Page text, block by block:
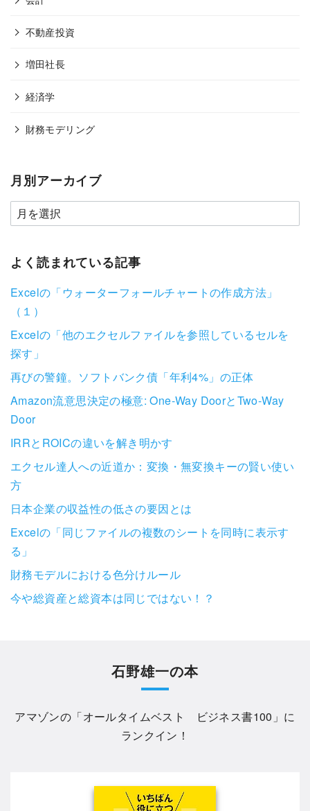
不動産投資
増田社長
経済学
財務モデリング
月別アーカイブ
よく読まれている記事
Excelの「ウォーターフォールチャートの作成方法」
（１）
Excelの「他のエクセルファイルを参照しているセルを
探す」
再びの警鐘。ソフトバンク債「年利4%」の正体
Amazon流意思決定の極意: One-Way DoorとTwo-Way
Door
IRRとROICの違いを解き明かす
エクセル達人への近道か：変換・無変換キーの賢い使い
方
日本企業の収益性の低さの要因とは
Excelの「同じファイルの複数のシートを同時に表示す
る」
財務モデルにおける色分けルール
今や総資産と総資本は同じではない！？
石野雄一の本
アマゾンの「オールタイムベスト ビジネス書100 」に
ランクイン！